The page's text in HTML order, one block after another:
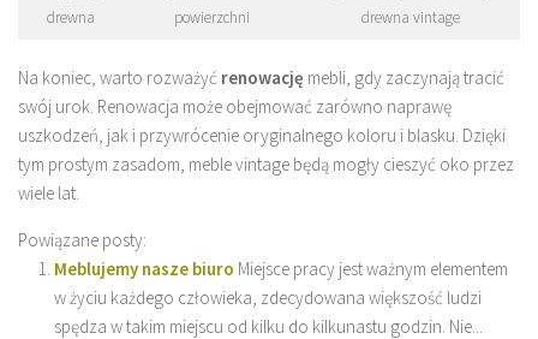
drewna
powierzchni
drewna vintage
Na koniec, warto rozważyć renowację mebli, gdy zaczynają tracić
swój urok. Renowacja może obejmować zarówno naprawę
uszkodzeń, jak i przywrócenie oryginalnego koloru i blasku. Dzięki
tym prostym zasadom, meble vintage będą mogły cieszyć oko przez
wiele lat.
Powiązane posty:
Meblujemy nasze biuro Miejsce pracy jest ważnym elementem
w życiu każdego człowieka, zdecydowana większość ludzi
spędza w takim miejscu od kilku do kilkunastu godzin. Nie...